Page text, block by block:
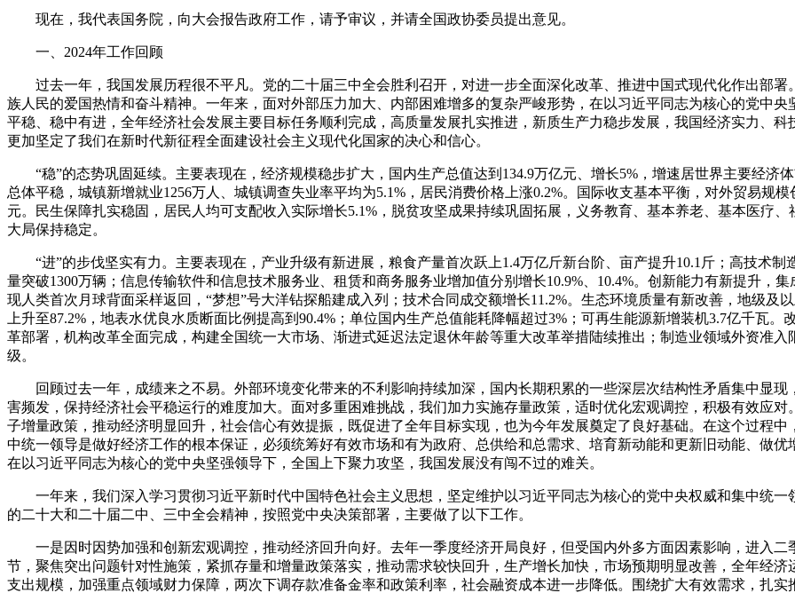
现在，我代表国务院，向大会报告政府工作，请予审议，并请全国政协委员提出意见。
一、2024年工作回顾
过去一年，我国发展历程很不平凡。党的二十届三中全会胜利召开，对进一步全面深化改革、推进中国式现代化作出部
族人民的爱国热情和奋斗精神。一年来，面对外部压力加大、内部困难增多的复杂严峻形势，在以习近平同志为核心的党中
平稳、稳中有进，全年经济社会发展主要目标任务顺利完成，高质量发展扎实推进，新质生产力稳步发展，我国经济实力、
更加坚定了我们在新时代新征程全面建设社会主义现代化国家的决心和信心。
“稳”的态势巩固延续。主要表现在，经济规模稳步扩大，国内生产总值达到134.9万亿元、增长5%，增速居世界主要经济
总体平稳，城镇新增就业1256万人、城镇调查失业率平均为5.1%，居民消费价格上涨0.2%。国际收支基本平衡，对外贸易规
元。民生保障扎实稳固，居民人均可支配收入实际增长5.1%，脱贫攻坚成果持续巩固拓展，义务教育、基本养老、基本医疗
大局保持稳定。
“进”的步伐坚实有力。主要表现在，产业升级有新进展，粮食产量首次跃上1.4万亿斤新台阶、亩产提升10.1斤；高技术
量突破1300万辆；信息传输软件和信息技术服务业、租赁和商务服务业增加值分别增长10.9%、10.4%。创新能力有新提升，
现人类首次月球背面采样返回，“梦想”号大洋钻探船建成入列；技术合同成交额增长11.2%。生态环境质量有新改善，地级及
上升至87.2%，地表水优良水质断面比例提高到90.4%；单位国内生产总值能耗降幅超过3%；可再生能源新增装机3.7亿千瓦
革部署，机构改革全面完成，构建全国统一大市场、渐进式延迟法定退休年龄等重大改革举措陆续推出；制造业领域外资准
级。
回顾过去一年，成绩来之不易。外部环境变化带来的不利影响持续加深，国内长期积累的一些深层次结构性矛盾集中显
害频发，保持经济社会平稳运行的难度加大。面对多重困难挑战，我们加力实施存量政策，适时优化宏观调控，积极有效应
子增量政策，推动经济明显回升，社会信心有效提振，既促进了全年目标实现，也为今年发展奠定了良好基础。在这个过程
中统一领导是做好经济工作的根本保证，必须统筹好有效市场和有为政府、总供给和总需求、培育新动能和更新旧动能、做
在以习近平同志为核心的党中央坚强领导下，全国上下聚力攻坚，我国发展没有闯不过的难关。
一年来，我们深入学习贯彻习近平新时代中国特色社会主义思想，坚定维护以习近平同志为核心的党中央权威和集中统
的二十大和二十届二中、三中全会精神，按照党中央决策部署，主要做了以下工作。
一是因时因势加强和创新宏观调控，推动经济回升向好。去年一季度经济开局良好，但受国内外多方面因素影响，进入
节，聚焦突出问题针对性施策，紧抓存量和增量政策落实，推动需求较快回升，生产增长加快，市场预期明显改善，全年经
支出规模，加强重点领域财力保障，两次下调存款准备金率和政策利率，社会融资成本进一步降低。围绕扩大有效需求，扎实